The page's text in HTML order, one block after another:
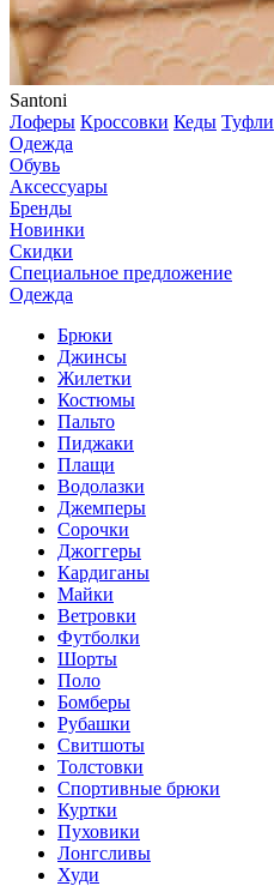
Santoni
Лоферы Кроссовки Кеды Туфли
Одежда
Обувь
Аксессуары
Бренды
Новинки
Скидки
Специальное предложение
Одежда
Брюки
Джинсы
Жилетки
Костюмы
Пальто
Пиджаки
Плащи
Водолазки
Джемперы
Сорочки
Джоггеры
Кардиганы
Майки
Ветровки
Футболки
Шорты
Поло
Бомберы
Рубашки
Свитшоты
Толстовки
Спортивные брюки
Куртки
Пуховики
Лонгсливы
Худи